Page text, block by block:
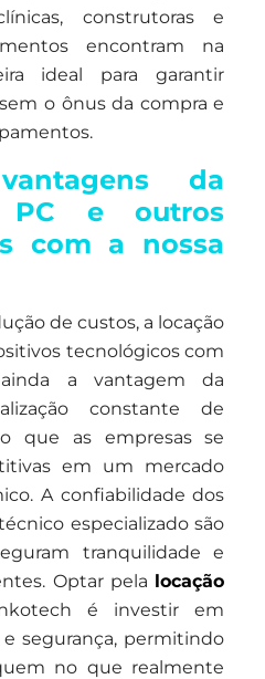
construtoras e
encontram na
ideal para garantir
o ônus da compra e
da
PC e outros
com a nossa
de custos, a locação
tecnológicos com
a vantagem da
constante de
que as empresas se
em um mercado
A confiabilidade dos
especializado são
tranquilidade e
Optar pela locação
é investir em
e segurança, permitindo
no que realmente